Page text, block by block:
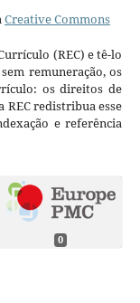
Creative Commons
(REC) e tê-lo
remuneração, os
os direitos de
REC redistribua esse
e referência
0